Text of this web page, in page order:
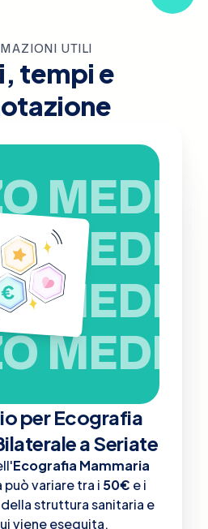
UTILI
tempi e
MEDIO
MEDIO
MEDIO
MEDIO
per Ecografia
a Seriate
Ecografia Mammaria
può variare tra i 50€ e i
struttura sanitaria e
viene eseguita.